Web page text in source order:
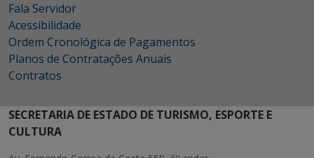
Fala Servidor
Acessibilidade
Ordem Cronológica de Pagamentos
Planos de Contratações Anuais
Contratos
SECRETARIA DE ESTADO DE TURISMO, ESPORTE E
CULTURA